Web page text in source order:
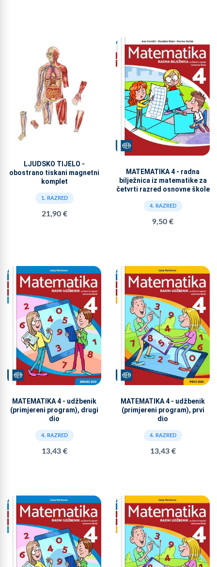
LJUDSKO TIJELO -
obostrano tiskani magnetni
komplet
1. RAZRED
21,90 €
MATEMATIKA 4 - radna
bilježnica iz matematike za
četvrti razred osnovne škole
4. RAZRED
9,50 €
MATEMATIKA 4 - udžbenik
(primjereni program), drugi
dio
4. RAZRED
13,43 €
MATEMATIKA 4 - udžbenik
(primjereni program), prvi
dio
4. RAZRED
13,43 €